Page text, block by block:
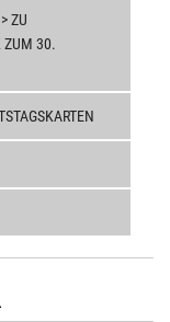
ZU
ZUM 30.